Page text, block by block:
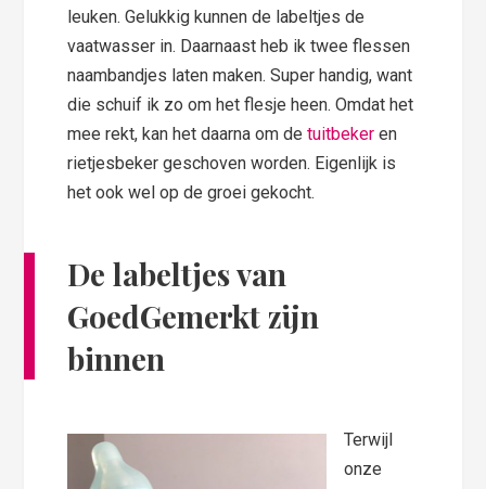
leuken. Gelukkig kunnen de labeltjes de
vaatwasser in. Daarnaast heb ik twee flessen
naambandjes laten maken. Super handig, want
die schuif ik zo om het flesje heen. Omdat het
mee rekt, kan het daarna om detuitbeker en
rietjesbeker geschoven worden. Eigenlijk is
het ook wel op de groei gekocht.
De labeltjes van
GoedGemerkt zijn
binnen
Terwijl
onze